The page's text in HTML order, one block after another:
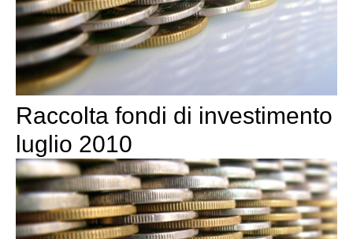
Raccolta fondi di investimento
luglio 2010